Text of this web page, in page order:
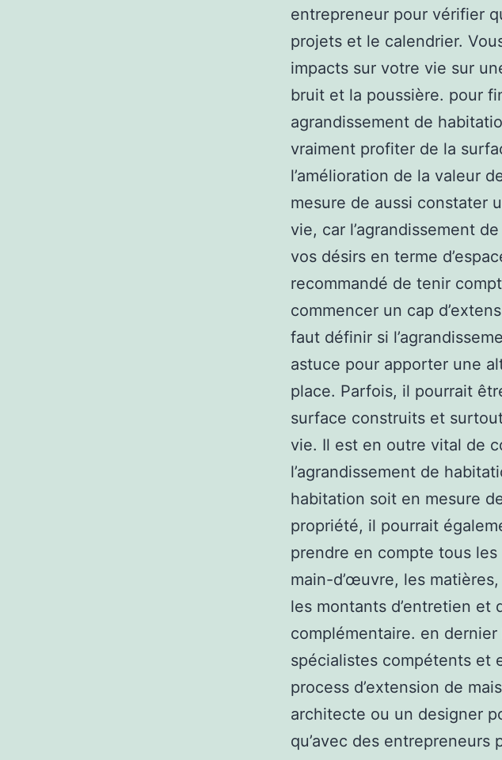
entrepreneur pour vérifier
projets et le calendrier.
impacts sur votre vie sur
bruit et la poussière. pour
agrandissement de
vraiment profiter de la
l’amélioration de la valeur
mesure de aussi constater
vie, car l’agrandissement
vos désirs en terme
recommandé de tenir
commencer un cap
faut définir si
astuce pour apporter une
place. Parfois, il pourrait
surface construits et
vie. Il est en outre vital de
l’agrandissement de
habitation soit en mesure
propriété, il pourrait
prendre en compte tous
main-d’œuvre, les
les montants d’entretien et
complémentaire. en
spécialistes compétents et
process d’extension de
architecte ou un designer
qu’avec des